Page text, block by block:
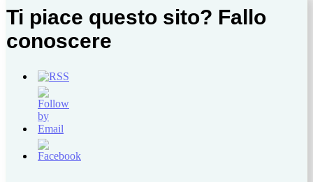
Ti piace questo sito? Fallo
conoscere